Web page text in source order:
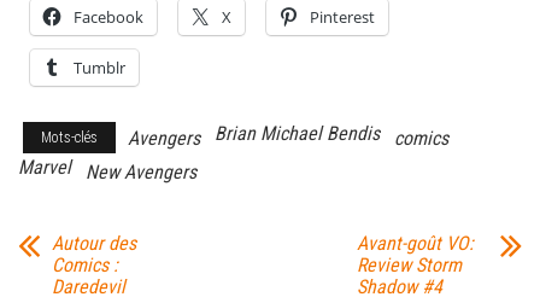
Facebook X Pinterest
Tumblr
Mots-clés Avengers Brian Michael Bendis
comics
Marvel
New Avengers
Autour des
Comics :
Daredevil
Avant-goût VO:
Review Storm
Shadow #4